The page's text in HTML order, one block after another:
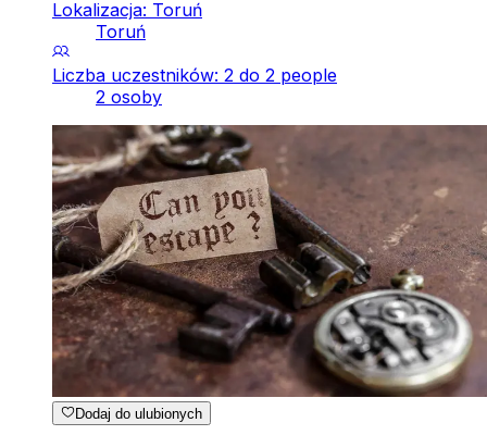
Lokalizacja: Toruń
Toruń
Liczba uczestników: 2 do 2 people
2 osoby
Dodaj do ulubionych